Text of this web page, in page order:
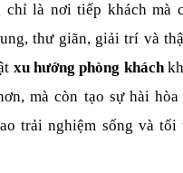
chỉ là nơi tiếp khách mà
thư giãn, giải trí và
xu hướng phòng khách
mà còn tạo sự hài
trải nghiệm sống và tối